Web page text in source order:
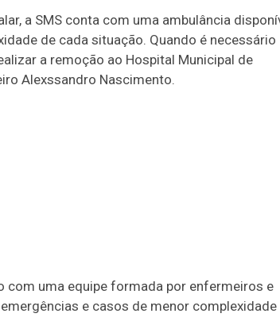
a SMS conta com uma ambulância
de cada situação. Quando é necessário
a remoção ao Hospital Municipal de
Alexssandro Nascimento.
com uma equipe formada por enfermeiros e
e casos de menor complexidade